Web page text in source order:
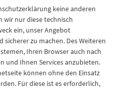
keine anderen
wir nur diese technisch
ein, unser Angebot
zu machen. Des Weiteren
Ihren Browser auch nach
und Ihnen Services anzubieten.
können ohne den Einsatz
Für diese ist es erforderlich,